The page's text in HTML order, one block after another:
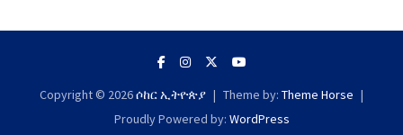
Copyright © 2026ሶከር ኢትዮጵያ Theme by: Theme Horse
Proudly Powered by: WordPress